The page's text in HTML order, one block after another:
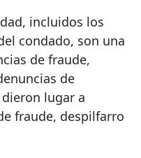
incluidos los
condado, son una
de fraude,
de
lugar a
fraude, despilfarro